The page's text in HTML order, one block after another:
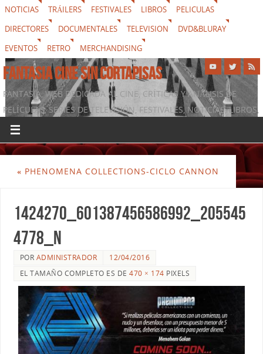
NOTICIAS TRÁILERS FESTIVALES LIBROS
PELICULAS
DIRECTORES
DOCUMENTALES TELEVISION
DVD&BLURAY
EVENTOS
RETRO MERCHANDISING
FANTASIA CINE SIN CORTAPISAS
FANTASIA, WEB DEDICADA AL CINE, CRÍTICAS Y ANÁLISIS DE
PELÍCULAS, SERIES DE TELEVISIÓN, FESTIVALES, NOTICIAS, LIBROS,
DVD & BLURAY, MERCHANDISING Y TODO LO QUE RODEA AL
SÉPTIMO ARTE
« PHENOMENA COLLECTIONS-CICLO CANNON
1424270_601387456586992_205545
4778_n
POR ADMINISTRADOR
12/04/2016
EL TAMAÑO COMPLETO ES DE470 × 174 PIXELS